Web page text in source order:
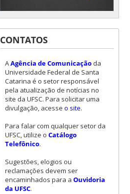
CONTATOS
AAgência de Comunicaçãoda
Universidade Federal de Santa
Catarina é o setor responsável
pela atualização de notícias no
site da UFSC. Para solicitar uma
divulgação, acesse o site.
Para falar com qualquer setor da
UFSC, utilize o Catálogo
Telefônico.
Sugestões, elogios ou
reclamações devem ser
encaminhados para a Ouvidoria
da UFSC.